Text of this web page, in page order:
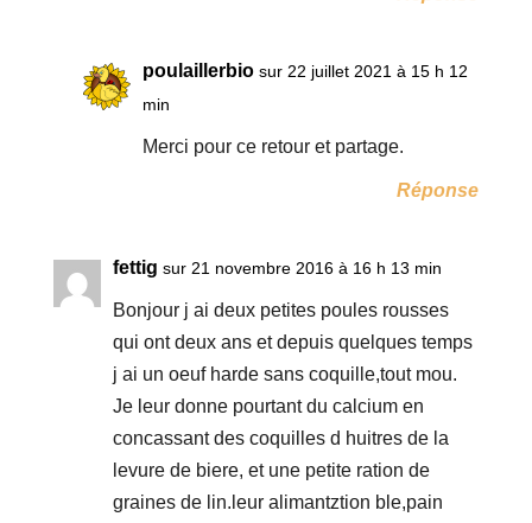
poulaillerbio sur 22 juillet 2021 à 15 h 12
min
Merci pour ce retour et partage.
Réponse
fettig sur 21 novembre 2016 à 16 h 13 min
Bonjour j ai deux petites poules rousses
qui ont deux ans et depuis quelques temps
j ai un oeuf harde sans coquille,tout mou.
Je leur donne pourtant du calcium en
concassant des coquilles d huitres de la
levure de biere, et une petite ration de
graines de lin.leur alimantztion ble,pain